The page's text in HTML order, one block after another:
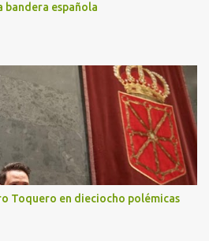
bandera española
Toquero en dieciocho polémicas